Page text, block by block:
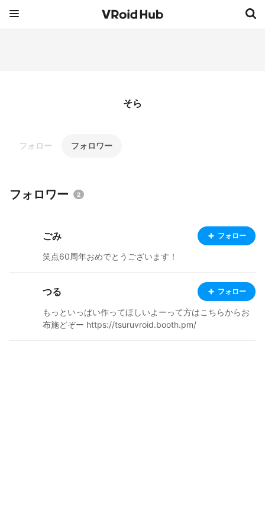
そら
フォロー フォロワー
フォロワー 2
ごみ フォロー
笑点60周年おめでとうございます！
つる フォロー
もっといっぱい作ってほしいよーって方はこちらからお
布施どぞー https://tsuruvroid.booth.pm/